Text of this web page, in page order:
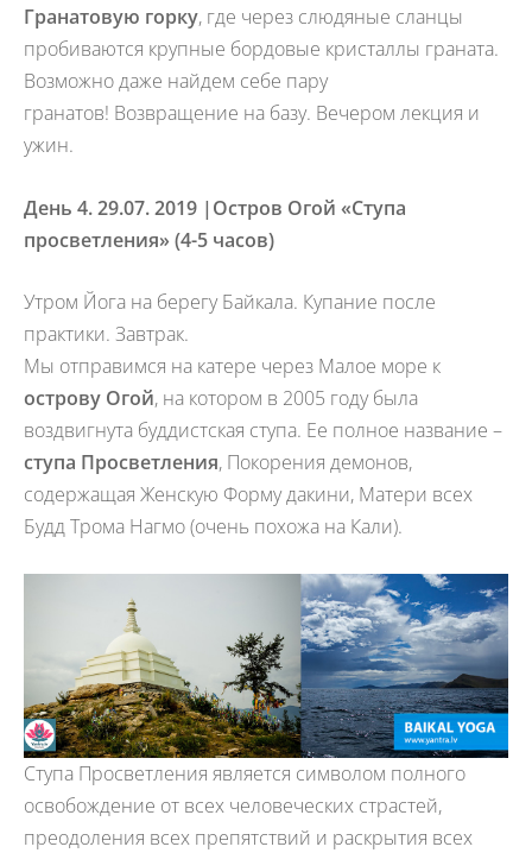
Гранатовую горку, где через слюдяные сланцы
пробиваются крупные бордовые кристаллы граната.
Возможно даже найдем себе пару
гранатов! Возвращение на базу. Вечером лекция и
ужин.
День 4. 29.07. 2019 | Остров Огой «Ступа
просветления» (4-5 часов)
Утром Йога на берегу Байкала. Купание после
практики. Завтрак.
Мы отправимся на катере через Малое море к
острову Огой, на котором в 2005 году была
воздвигнута буддистская ступа. Ее полное название –
ступа Просветления, Покорения демонов,
содержащая Женскую Форму дакини, Матери всех
Будд Трома Нагмо (очень похожа на Кали).
Ступа Просветления является символом полного
освобождение от всех человеческих страстей,
преодоления всех препятствий и раскрытия всех